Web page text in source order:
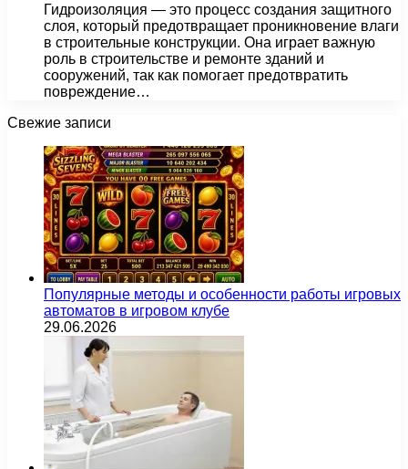
Гидроизоляция — это процесс создания защитного
слоя, который предотвращает проникновение влаги
в строительные конструкции. Она играет важную
роль в строительстве и ремонте зданий и
сооружений, так как помогает предотвратить
повреждение…
Свежие записи
Популярные методы и особенности работы игровых
автоматов в игровом клубе
29.06.2026